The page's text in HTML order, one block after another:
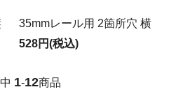
35mmレール用 2箇所穴 横
528円(税込)
1-12商品